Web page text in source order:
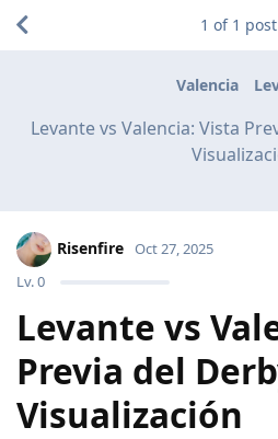
Valencia
Levante vs Valencia: Vista
1 of 1 post
Risenfire
Lv.0
Oct 27, 2025
Levante vs
Previa del
Visualización